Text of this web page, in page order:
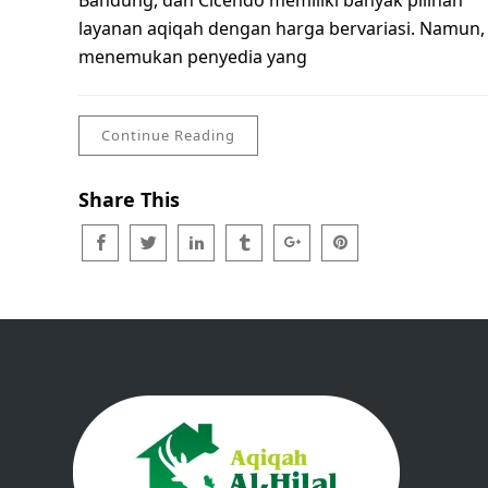
layanan aqiqah dengan harga bervariasi. Namun,
menemukan penyedia yang
Continue Reading
Share This